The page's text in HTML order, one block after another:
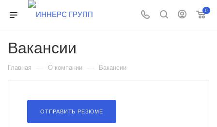
0
Вакансии
Главная — О компании — Вакансии
ОТПРАВИТЬ РЕЗЮМЕ